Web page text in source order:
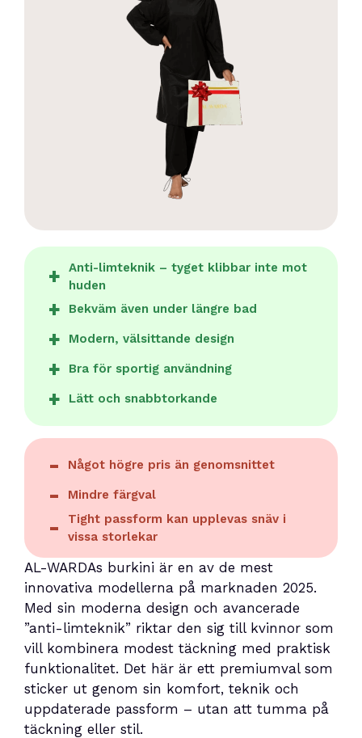
Anti-limteknik – tyget klibbar inte mot
huden
Bekväm även under längre bad
Modern, välsittande design
Bra för sportig användning
Lätt och snabbtorkande
Något högre pris än genomsnittet
Mindre färgval
Tight passform kan upplevas snäv i
vissa storlekar
AL-WARDAs burkini är en av de mest
innovativa modellerna på marknaden 2025.
Med sin moderna design och avancerade
”anti-limteknik” riktar den sig till kvinnor som
vill kombinera modest täckning med praktisk
funktionalitet. Det här är ett premiumval som
sticker ut genom sin komfort, teknik och
uppdaterade passform – utan att tumma på
täckning eller stil.